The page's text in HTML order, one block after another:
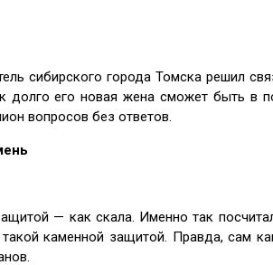
сибирского города Томска решил
долго его новая жена сможет быть
вопросов без ответов.
— как скала. Именно так
каменной защитой. Правда, сам